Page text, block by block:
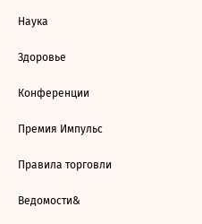
Наука
Здоровье
Конференции
Премия Импульс
Правила торговли
Ведомости&